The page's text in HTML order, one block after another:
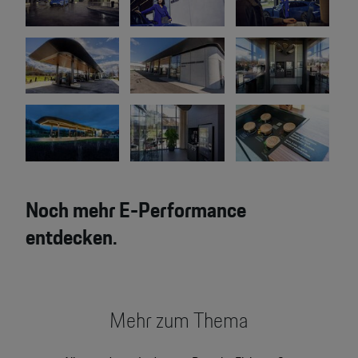
Noch mehr E-Performance
entdecken.
Mehr zum Thema